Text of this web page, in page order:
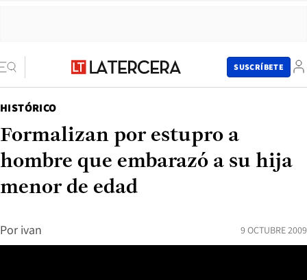
SUSCRÍBETE
HISTÓRICO
Formalizan por estupro a
hombre que embarazó a su hija
menor de edad
Por ivan 9 OCTUBRE 2009